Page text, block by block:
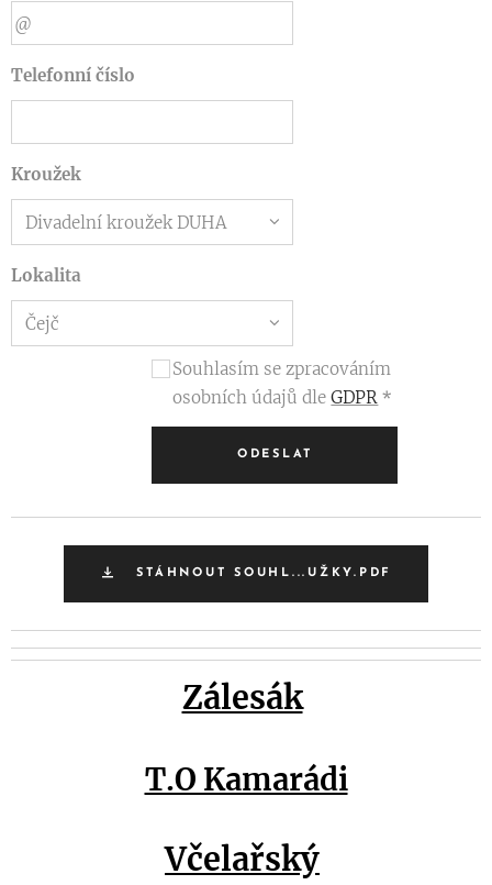
Telefonní číslo
Kroužek
Lokalita
Souhlasím se zpracováním
osobních údajů dleGDPR
ODESLAT
STÁHNOUT SOUHL...UŽKY.PDF
Zálesák
T.O Kamarádi
Včelařský